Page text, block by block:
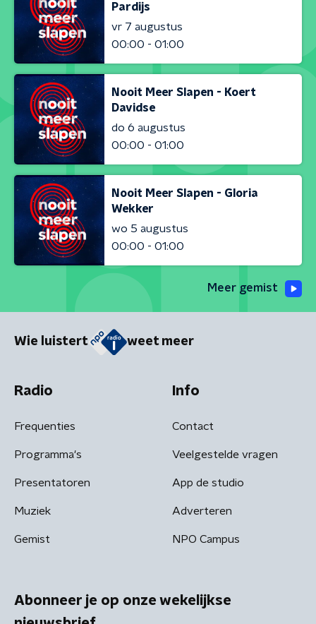
Pardijs
vr 7 augustus
00:00 - 01:00
Nooit Meer Slapen - Koert
Davidse
do 6 augustus
00:00 - 01:00
Nooit Meer Slapen - Gloria
Wekker
wo 5 augustus
00:00 - 01:00
Meer gemist
Wie luistert weet meer
Radio
Frequenties
Programma's
Presentatoren
Muziek
Gemist
Info
Contact
Veelgestelde vragen
App de studio
Adverteren
NPO Campus
Abonneer je op onze wekelijkse